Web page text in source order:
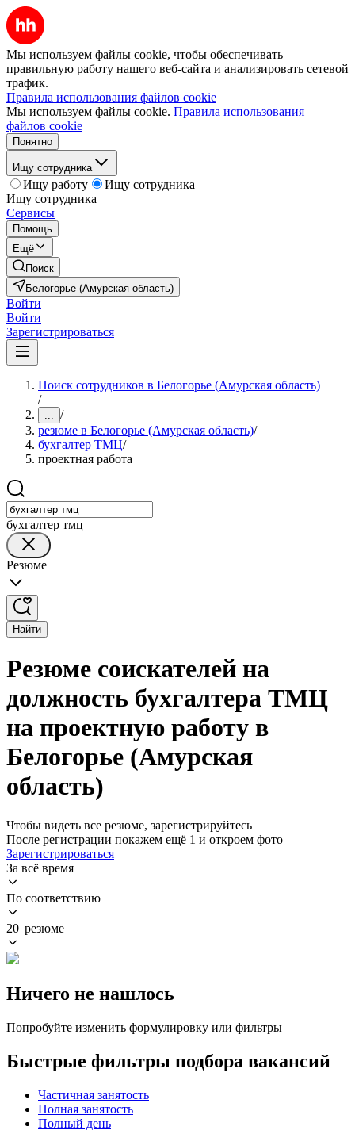
Мы используем файлы cookie, чтобы обеспечивать
правильную работу нашего веб-сайта и анализировать сетевой
трафик.
Правила использования файлов cookie
Мы используем файлы cookie. Правила использования
файлов cookie
Понятно
Ищу сотрудника
Ищу работу
Ищу сотрудника
Ищу сотрудника
Сервисы
Помощь
Ещё
Поиск
Белогорье (Амурская область)
Войти
Войти
Зарегистрироваться
Поиск сотрудников в Белогорье (Амурская область)
/
... /
резюме в Белогорье (Амурская область)/
бухгалтер ТМЦ/
проектная работа
бухгалтер тмц
Резюме
Найти
Резюме соискателей на
должность бухгалтера ТМЦ
на проектную работу в
Белогорье (Амурская
область)
Чтобы видеть все резюме, зарегистрируйтесь
После регистрации покажем ещё 1 и откроем фото
Зарегистрироваться
За всё время
По соответствию
20 резюме
Ничего не нашлось
Попробуйте изменить формулировку или фильтры
Быстрые фильтры подбора вакансий
Частичная занятость
Полная занятость
Полный день